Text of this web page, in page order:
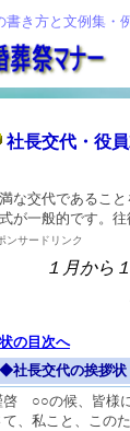
書き方と文例集・
社長交代・役
な交代であるこ
が一般的です。
ンサードリンク
１月から１２
ち
の目次へ
◆社長交代の挨拶
啓 ○○の候、皆様
て、私こと、この